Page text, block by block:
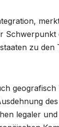
zu
legaler